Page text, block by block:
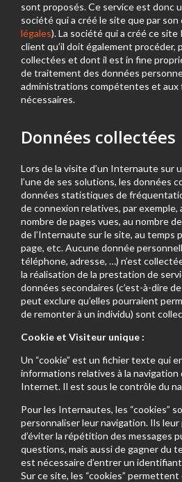
sont proposés. Ce service est donc utilisé aussi bien par la
société qui a créé le site que par son
légales). La société qui a créé ce
client qu’il doit également procéder, pour les données
collectées et dont il est in fine
de traitement des données
administrations compétentes et aux
nécessaires.
Données collectées
Lors de la visite d’un Internaute sur
l’une de ses solutions, les données
données statistiques de
de connexion relatives, par exemple, au
nombre de pages vues, au nombre
de l’Internaute sur le site, au temps
page, etc. Aucune donnée
téléphone, adresse, …) n’est collectée à notre initiative lors de
la réalisation de la prestation de
données secondaires (c’est-à-dire
peut exclure qu’elles pourraient
de remonter à un individu) sont
Cookie et Visiteur unique :
Un “cookie” est un fichier texte qui
informations relatives à la navigation
Internet. Il est sous le contrôle du
Pour les Internautes, les “cookies”
personnaliser leur navigation. Ils
d’éviter la répétition des messages
questions, mais aussi de gagner du
est nécessaire d’entrer un
Sur ce site, les “cookies”